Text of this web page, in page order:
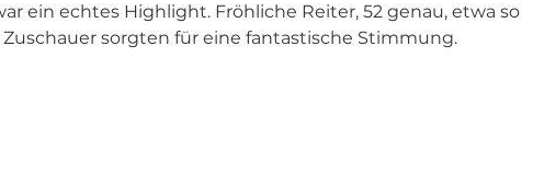
ein echtes Highlight. Fröhliche Reiter, 52 genau, etwa so
sorgten für eine fantastische Stimmung.